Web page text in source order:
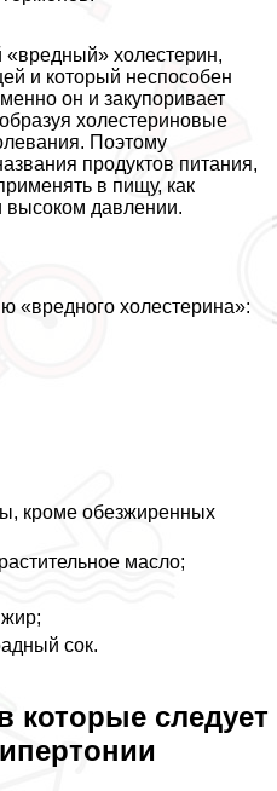
«вредный» холестерин,
и который неспособен
он и закупоривает
холестериновые
Поэтому
продуктов питания,
в пищу, как
высоком давлении.
«вредного холестерина»:
кроме обезжиренных
масло;
сок.
которые следует